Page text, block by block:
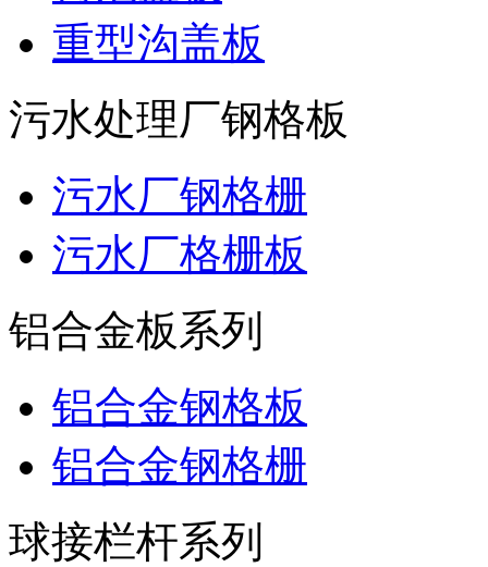
重型沟盖板
污水处理厂钢格板
污水厂钢格栅
污水厂格栅板
铝合金板系列
铝合金钢格板
铝合金钢格栅
球接栏杆系列